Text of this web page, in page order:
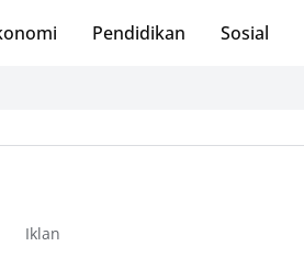
Pendidikan Sosial
Iklan